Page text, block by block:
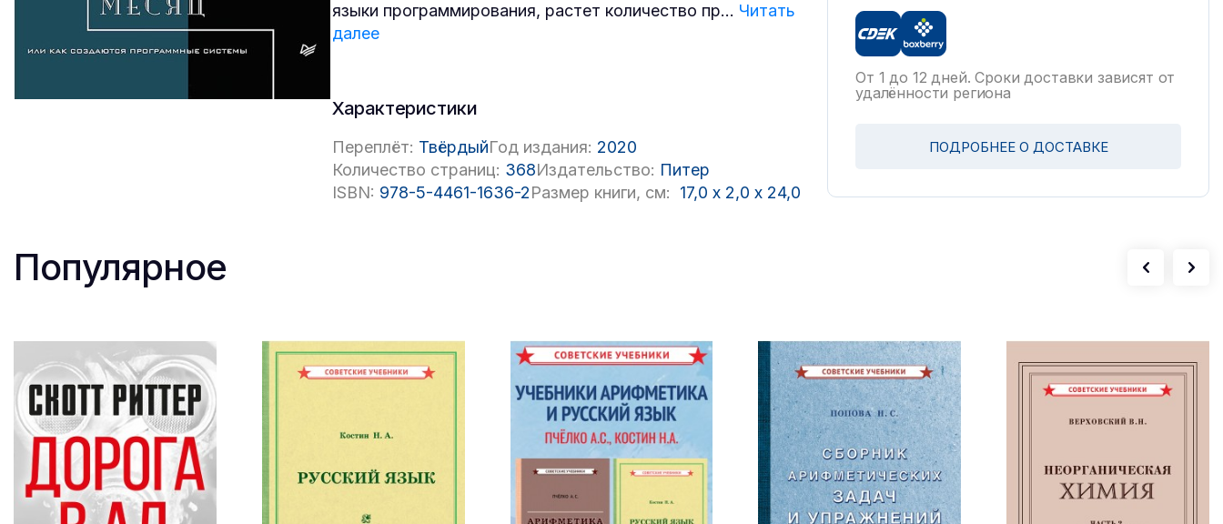
языки программирования, растет количество пр... Читать
далее
Характеристики
Переплёт: ТвёрдыйГод издания: 2020
Количество страниц: 368Издательство: Питер
ISBN: 978-5-4461-1636-2Размер книги, см: 17,0 x 2,0 x 24,0
От 1 до 12 дней. Сроки доставки зависят от
удалённости региона
ПОДРОБНЕЕ О ДОСТАВКЕ
Популярное